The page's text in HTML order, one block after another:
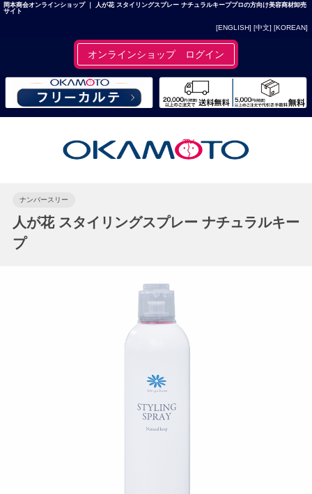
岡本商会オンラインショップ ｜ 人が花 スタイリングスプレー ナチュラルキーププロの方向け美容商材卸売
サイト
[ENGLISH] [中文] [KOREAN]
オンラインショップ ログイン
ナンバースリー
人が花 スタイリングスプレー ナチュラルキー
プ